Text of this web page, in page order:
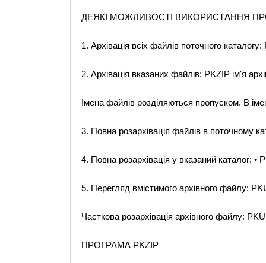
ДЕЯКІ МОЖЛИВОСТІ ВИКОРИСТАННЯ
1. Архівація всіх файлів поточного
2. Архівація вказаних файлів: PKZIP ім'я
Імена файлів розділяються пропуском. В
3. Повна розархівація файлів в поточному
4. Повна розархівація у вказаний каталог: •
5. Перегляд вмістимого архівного файлу:
Часткова розархівація архівного файлу:
ПРОГРАМА PKZIP